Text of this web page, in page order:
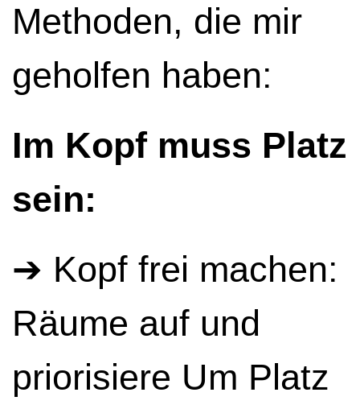
Methoden, die mir
geholfen haben:
Im Kopf muss Platz
sein:
➔ Kopf frei machen:
Räume auf und
priorisiere Um Platz